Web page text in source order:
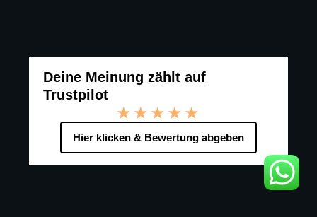
Deine Meinung zählt auf
Trustpilot
★★★★★
Hier klicken & Bewertung abgeben